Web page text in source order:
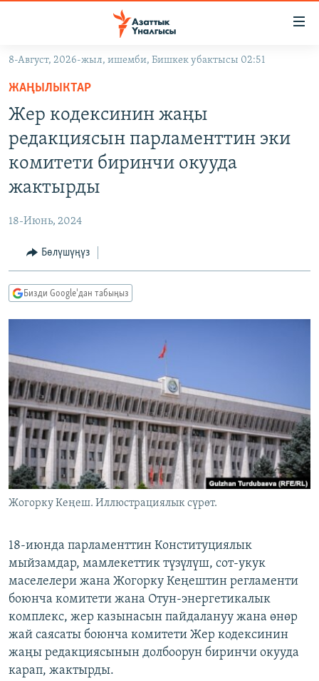
Навигацияга
өтүңүз
Издөөгө
салыңызКЫРГЫЗСТАН
ДҮЙНӨ
УКРАИНА
ЭКСПЕРТТЕР ТАЛДАЙТ
БИЗ ЖАНА ДҮЙНӨ
АЗАТТЫК+
ЫҢГАЙСЫЗ СУРООЛОР
ПОДКАСТ
ӨЗГӨЧӨ ПИКИР
Русский
ЭЕ/АРнун бардык сайттары
8-Август, 2026-жыл, ишемби, Бишкек убактысы 02:51
ЖАҢЫЛЫКТАР
Жер кодексинин жаңы
редакциясын парламенттин эки
комитети биринчи окууда
жактырды
18-Июнь, 2024
Бөлүшүңүз
Бизди Google'дан табыңыз
Жогорку Кеңеш. Иллюстрациялык сүрөт.
18-июнда парламенттин Конституциялык
мыйзамдар, мамлекеттик түзүлүш, сот-укук
маселелери жана Жогорку Кеңештин регламенти
боюнча комитети жана Отун-энергетикалык
комплекс, жер казынасын пайдалануу жана өнөр
жай саясаты боюнча комитети Жер кодексинин
жаңы редакциясынын долбоорун биринчи окууда
карап, жактырды.